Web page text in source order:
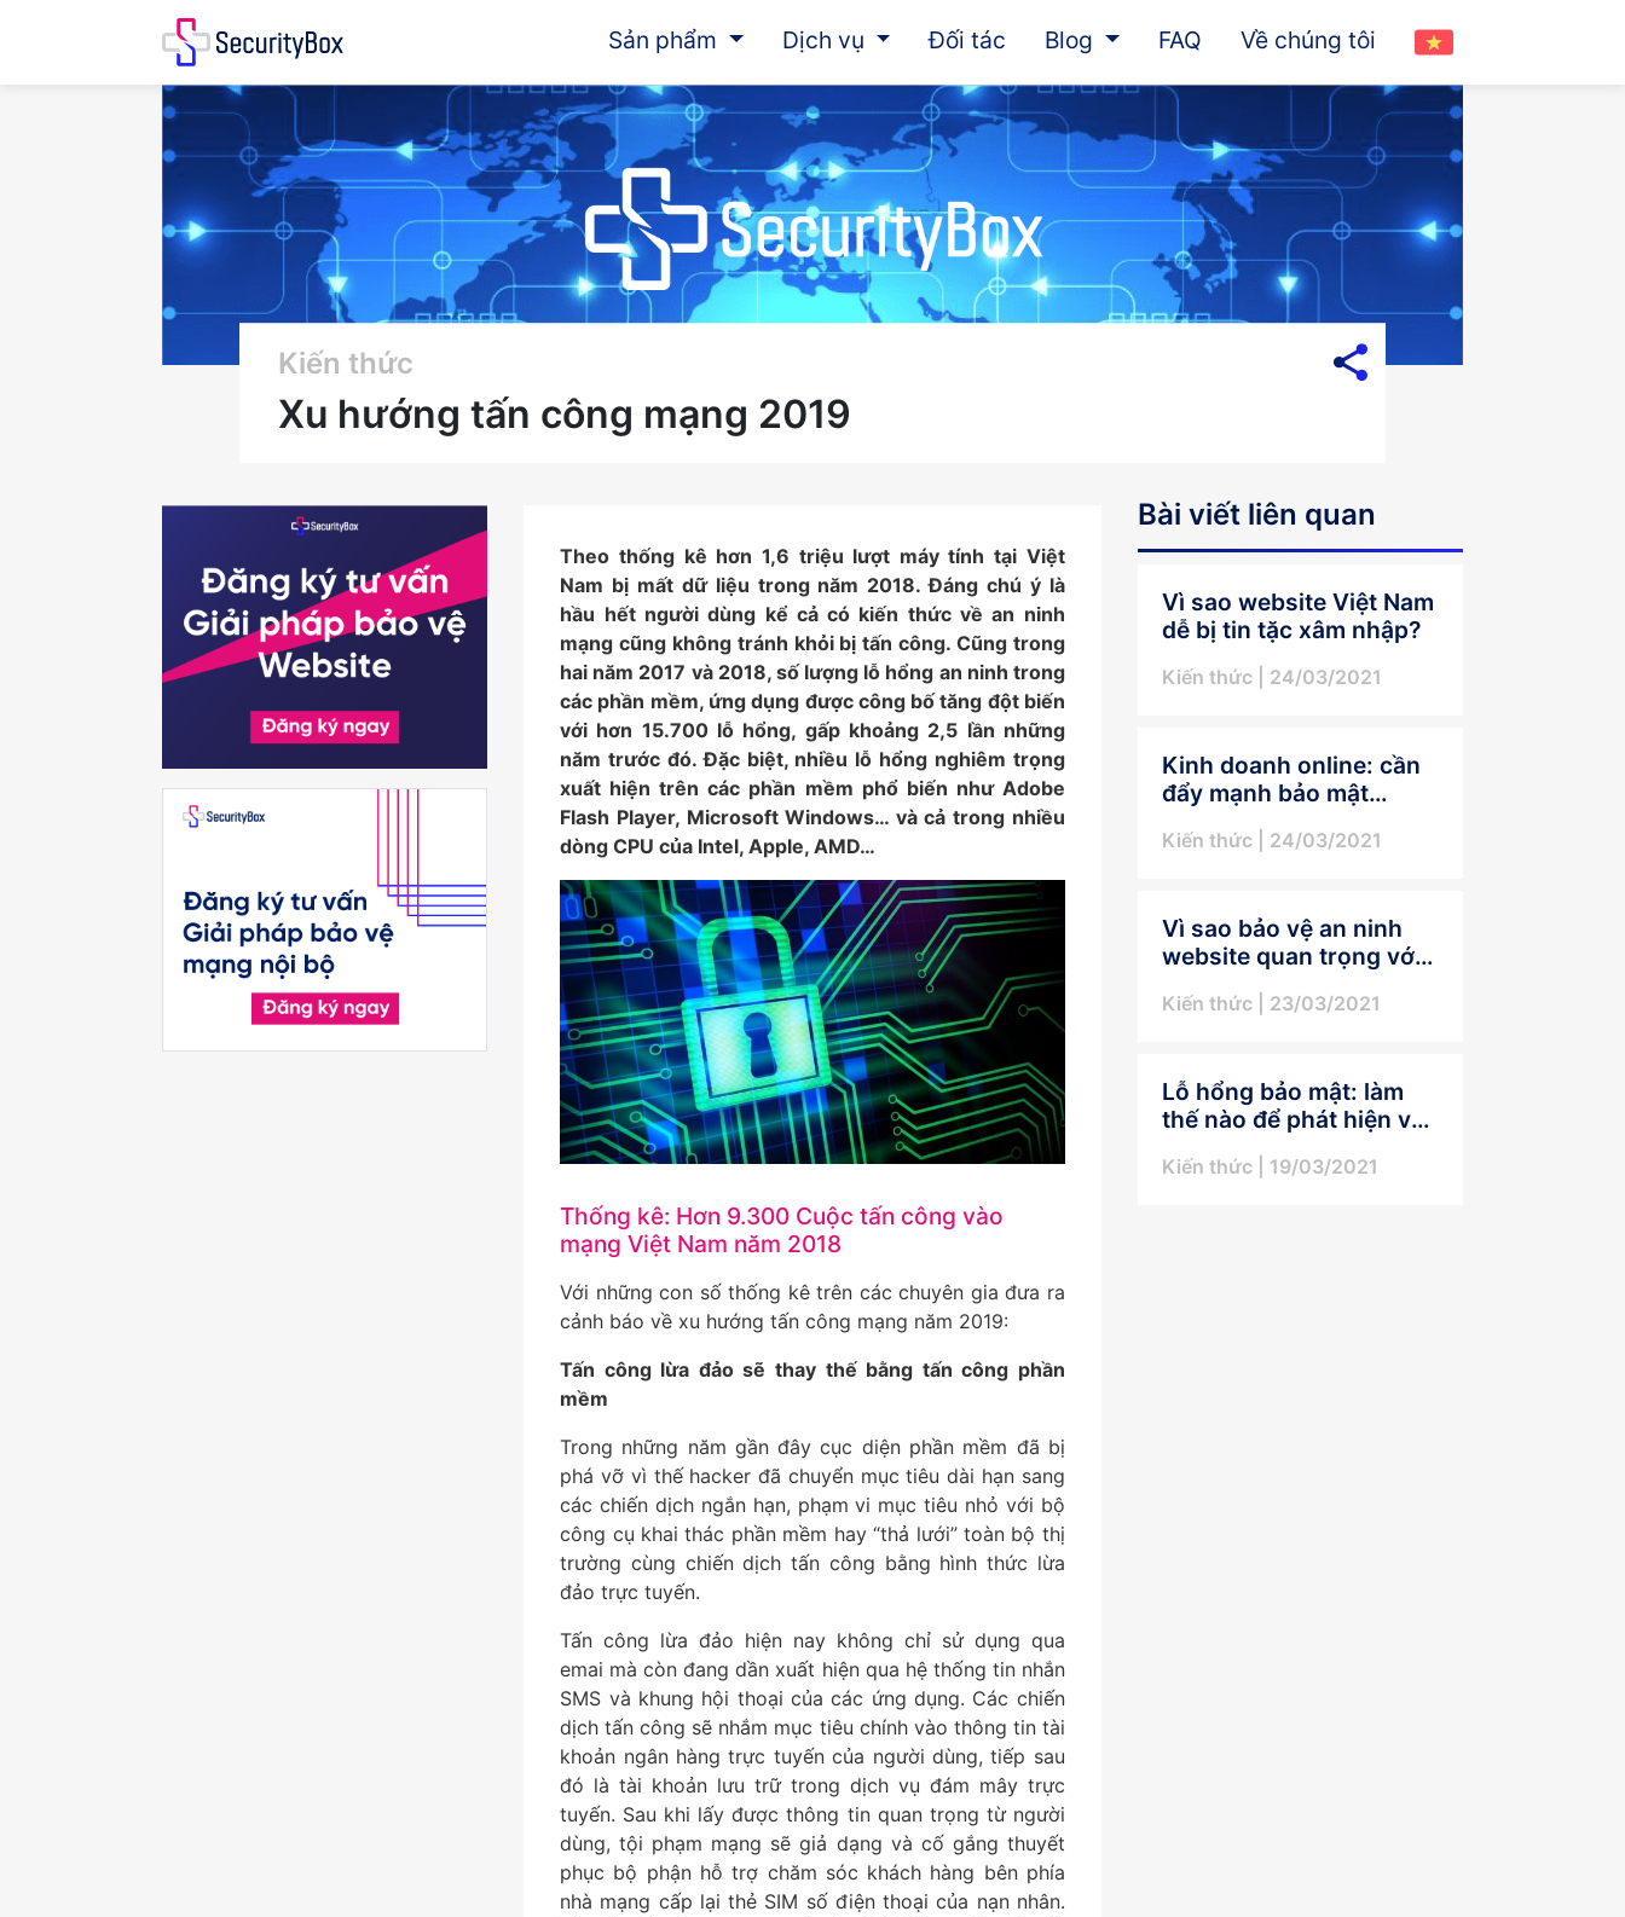
Sản phẩm (current)Dịch vụ (current)Đối tác Blog FAQ Về chúng tôi
Kiến thức
Xu hướng tấn công mạng 2019
Theo thống kê hơn 1,6 triệu lượt máy tính tại Việt
Nam bị mất dữ liệu trong năm 2018. Đáng chú ý là
hầu hết người dùng kể cả có kiến thức về an ninh
mạng cũng không tránh khỏi bị tấn công. Cũng trong
hai năm 2017 và 2018, số lượng lỗ hổng an ninh trong
các phần mềm, ứng dụng được công bố tăng đột biến
với hơn 15.700 lỗ hổng, gấp khoảng 2,5 lần những
năm trước đó. Đặc biệt, nhiều lỗ hổng nghiêm trọng
xuất hiện trên các phần mềm phổ biến như Adobe
Flash Player, Microsoft Windows… và cả trong nhiều
dòng CPU của Intel, Apple, AMD…
Thống kê: Hơn 9.300 Cuộc tấn công vào
mạng Việt Nam năm 2018
Với những con số thống kê trên các chuyên gia đưa ra
cảnh báo về xu hướng tấn công mạng năm 2019:
Tấn công lừa đảo sẽ thay thế bằng tấn công phần
mềm
Trong những năm gần đây cục diện phần mềm đã bị
phá vỡ vì thế hacker đã chuyển mục tiêu dài hạn sang
các chiến dịch ngắn hạn, phạm vi mục tiêu nhỏ với bộ
công cụ khai thác phần mềm hay “thả lưới” toàn bộ thị
trường cùng chiến dịch tấn công bằng hình thức lừa
đảo trực tuyến.
Tấn công lừa đảo hiện nay không chỉ sử dụng qua
emai mà còn đang dần xuất hiện qua hệ thống tin nhắn
SMS và khung hội thoại của các ứng dụng. Các chiến
dịch tấn công sẽ nhắm mục tiêu chính vào thông tin tài
khoản ngân hàng trực tuyến của người dùng, tiếp sau
đó là tài khoản lưu trữ trong dịch vụ đám mây trực
tuyến. Sau khi lấy được thông tin quan trọng từ người
dùng, tội phạm mạng sẽ giả dạng và cố gắng thuyết
phục bộ phận hỗ trợ chăm sóc khách hàng bên phía
nhà mạng cấp lại thẻ SIM số điện thoại của nạn nhân.
Bài viết liên quan
Vì sao website Việt Nam
dễ bị tin tặc xâm nhập?
Kiến thức | 24/03/2021
Kinh doanh online: cần
đẩy mạnh bảo mật
website hơn nữa
Kiến thức | 24/03/2021
Vì sao bảo vệ an ninh
website quan trọng với
doanh nghiệp?
Kiến thức | 23/03/2021
Lỗ hổng bảo mật: làm
thế nào để phát hiện và
khắc phục triệt để?
Kiến thức | 19/03/2021